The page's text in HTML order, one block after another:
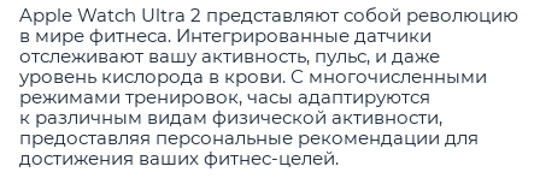
Apple Watch Ultra 2 представляют собой революцию
в мире фитнеса. Интегрированные датчики
отслеживают вашу активность, пульс, и даже
уровень кислорода в крови. С многочисленными
режимами тренировок, часы адаптируются
к различным видам физической активности,
предоставляя персональные рекомендации для
достижения ваших фитнес-целей.